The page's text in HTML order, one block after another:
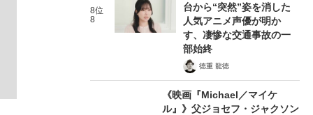
8位
8
台から“突然”姿を消した
人気アニメ声優が明か
す、凄惨な交通事故の一
部始終
徳重 龍徳
《映画『Michael／マイケ
ル』》父ジョセフ・ジャクソン